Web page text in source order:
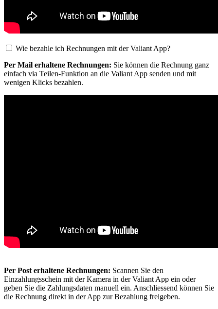
Wie bezahle ich Rechnungen mit der Valiant App?
Per Mail erhaltene Rechnungen: Sie können die Rechnung ganz
einfach via Teilen-Funktion an die Valiant App senden und mit
wenigen Klicks bezahlen.
Per Post erhaltene Rechnungen: Scannen Sie den
Einzahlungsschein mit der Kamera in der Valiant App ein oder
geben Sie die Zahlungsdaten manuell ein. Anschliessend können Sie
die Rechnung direkt in der App zur Bezahlung freigeben.